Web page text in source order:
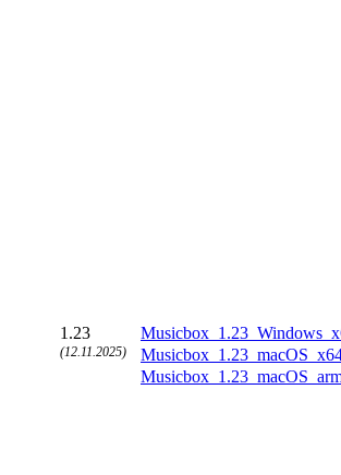
1.23
(12.11.2025)